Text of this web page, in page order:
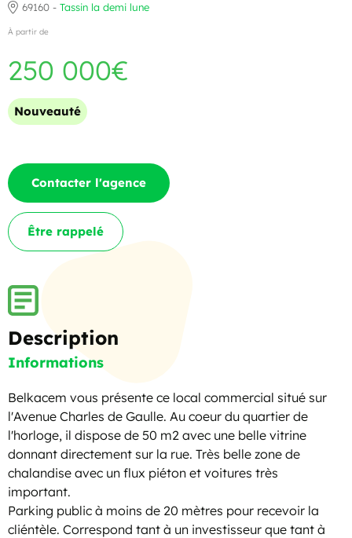
69160 - Tassin la demi lune
À partir de
250 000€
Nouveauté
Contacter l'agence
Être rappelé
Description
Informations
Belkacem vous présente ce local commercial situé sur
l'Avenue Charles de Gaulle. Au coeur du quartier de
l'horloge, il dispose de 50 m2 avec une belle vitrine
donnant directement sur la rue. Très belle zone de
chalandise avec un flux piéton et voitures très
important.
Parking public à moins de 20 mètres pour recevoir la
cliéntèle. Correspond tant à un investisseur que tant à